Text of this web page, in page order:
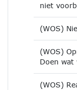
niet
(WOS)
(WOS)
Doen wat
(WOS)